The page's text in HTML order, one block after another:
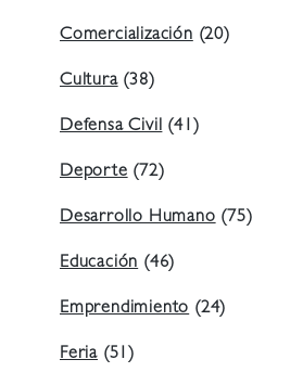
Comercialización (20)
Cultura(38)
Defensa Civil (41)
Deporte (72)
Desarrollo Humano (75)
Educación (46)
Emprendimiento (24)
Feria (51)